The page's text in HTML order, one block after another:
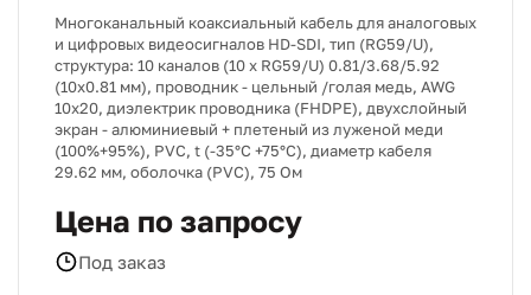
Многоканальный коаксиальный кабель для аналоговых
и цифровых видеосигналов HD-SDI, тип (RG59/U),
структура: 10 каналов (10 х RG59/U) 0.81/3.68/5.92
(10х0.81 мм), проводник - цельный /голая медь, AWG
10х20, диэлектрик проводника (FHDPE), двухслойный
экран - алюминиевый + плетеный из луженой меди
(100%+95%), PVC, t (-35°C +75°C), диаметр кабеля
29.62 мм, оболочка (PVC), 75 Ом
Цена по запросу
Под заказ